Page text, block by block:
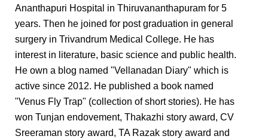
Ananthapuri Hospital in Thiruvananthapuram for 5
years. Then he joined for post graduation in general
surgery in Trivandrum Medical College. He has
interest in literature, basic science and public health.
He own a blog named "Vellanadan Diary" which is
active since 2012. He published a book named
"Venus Fly Trap" (collection of short stories). He has
won Tunjan endovement, Thakazhi story award, CV
Sreeraman story award, TA Razak story award and